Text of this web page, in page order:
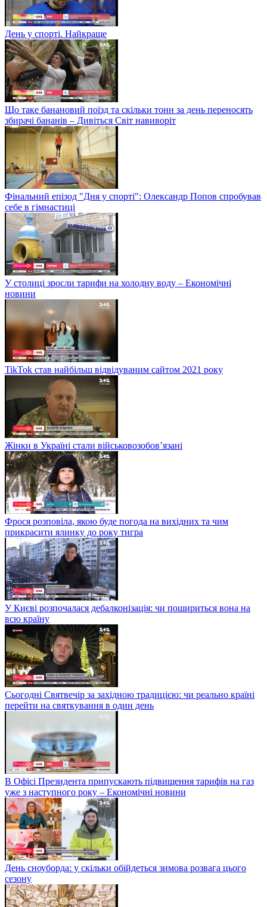
День у спорті. Найкраще
Що таке банановий поїзд та скільки тонн за день переносять
збирачі бананів – Дивіться Світ навиворіт
Фінальний епізод "Дня у спорті": Олександр Попов спробував
себе в гімнастиці
У столиці зросли тарифи на холодну воду – Економічні
новини
TikTok став найбільш відвідуваним сайтом 2021 року
Жінки в Україні стали військовозобов’язані
Фрося розповіла, якою буде погода на вихідних та чим
прикрасити ялинку до року тигра
У Києві розпочалася дебалконізація: чи пошириться вона на
всю країну
Сьогодні Святвечір за західною традицією: чи реально країні
перейти на святкування в один день
В Офісі Президента припускають підвищення тарифів на газ
уже з наступного року – Економічні новини
День сноуборда: у скільки обійдеться зимова розвага цього
сезону